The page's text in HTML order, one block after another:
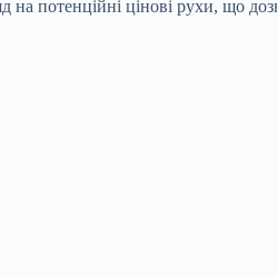
на потенційні цінові рухи, що